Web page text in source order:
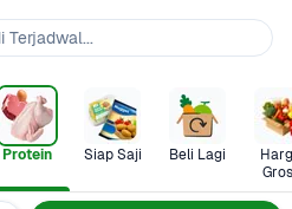
Protein Siap Saji Beli Lagi
Terjadwal...